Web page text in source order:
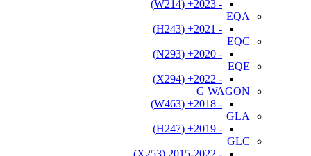
- 2023+ (W214)
EQA
- 2021+ (H243)
EQC
- 2020+ (N293)
EQE
- 2022+ (X294)
G WAGON
- 2018+ (W463)
GLA
- 2019+ (H247)
GLC
- 2015-2022 (X253)